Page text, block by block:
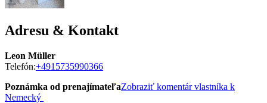
Adresu & Kontakt
Leon Müller
Telefón:+4915735990366
Poznámka od prenajímateľaZobraziť komentár vlastníka k
Nemecký